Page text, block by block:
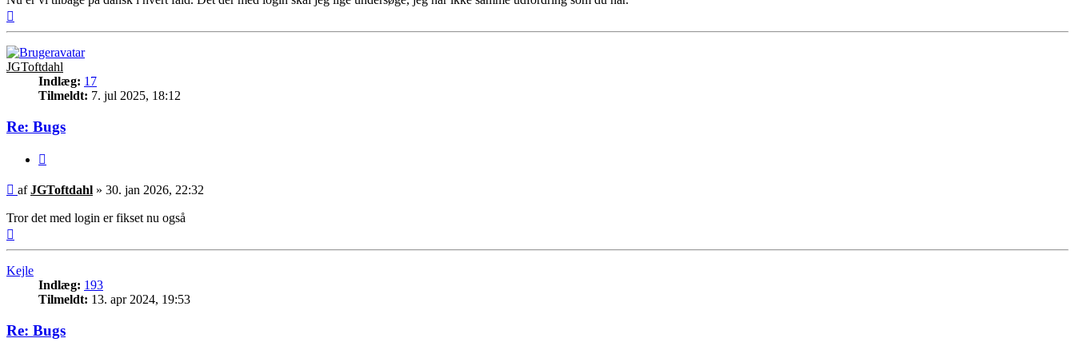
JGToftdahl
Indlæg: 17
Tilmeldt: 7. jul 2025, 18:12
Re: Bugs
Indlæg
afJGToftdahl » 30. jan 2026, 22:32
Tror det med login er fikset nu også
Kejle
Indlæg: 193
Tilmeldt: 13. apr 2024, 19:53
Re: Bugs